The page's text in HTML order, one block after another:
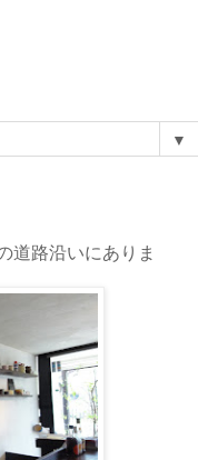
▼
道路沿いにありま